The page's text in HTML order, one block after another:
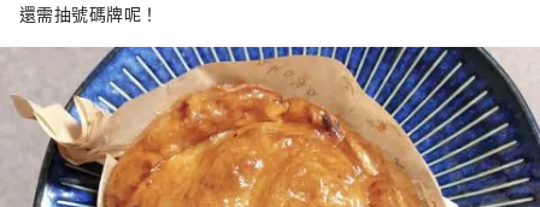
還需抽號碼牌呢！